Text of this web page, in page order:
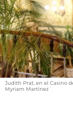
CONTACTAR
FIESTAS EN EL
FIESTAS DE SAN
AGENDA
CARTELERA
Judith Prat, en el Casino
Myriam Martínez